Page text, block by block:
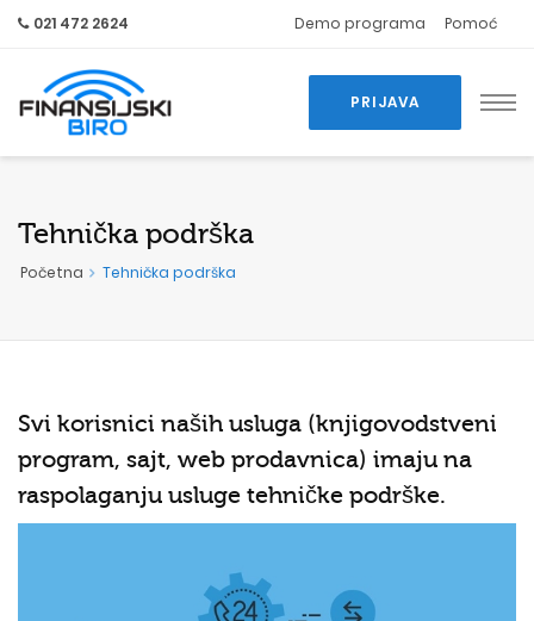
021 472 2624 Demo programa Pomoć
PRIJAVA
Tehnička podrška
Početna Tehnička podrška
Svi korisnici naših usluga (knjigovodstveni
program, sajt, web prodavnica) imaju na
raspolaganju usluge tehničke podrške.